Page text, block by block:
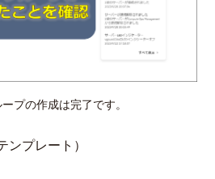
プの作成は完了です。
ンプレート）